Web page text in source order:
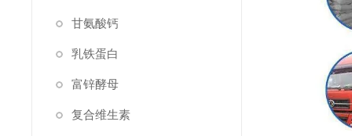
甘氨酸钙
乳铁蛋白
富锌酵母
复合维生素